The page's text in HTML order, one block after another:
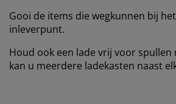
Gooi de items die wegkunnen bij
inleverpunt.
Houd ook een lade vrij voor
kan u meerdere ladekasten naast